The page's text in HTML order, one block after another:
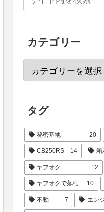
カテゴリー
タグ
秘密基地 20
CB250RS 14 箱
ヤフオク 12
ヤフオクで落札 10
不動 7 エン